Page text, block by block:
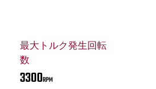
最大トルク発生回転
数
3300RPM